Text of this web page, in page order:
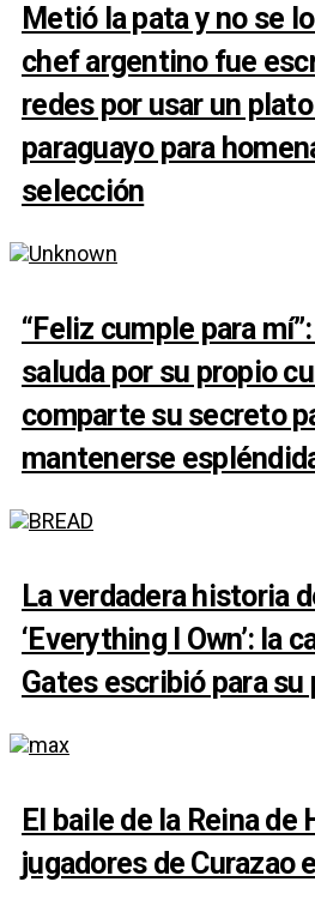
Metió la pata y no se
chef argentino fue
redes por usar un
paraguayo para
selección
“Feliz cumple para
saluda por su propio
comparte su secreto
mantenerse
La verdadera historia
‘Everything I Own’: la
Gates escribió para su
El baile de la Reina de
jugadores de Curazao